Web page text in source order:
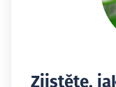
Zjistěte,